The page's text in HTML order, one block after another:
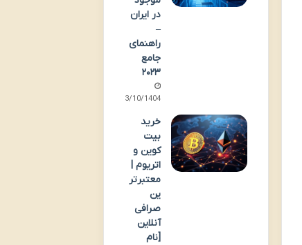
در ایران
–
راهنمای
جامع
۲۰۲۳
13/10/1404
خرید
بیت
کوین و
اتریوم |
معتبرتر
ین
صرافی
آنلاین
[نام